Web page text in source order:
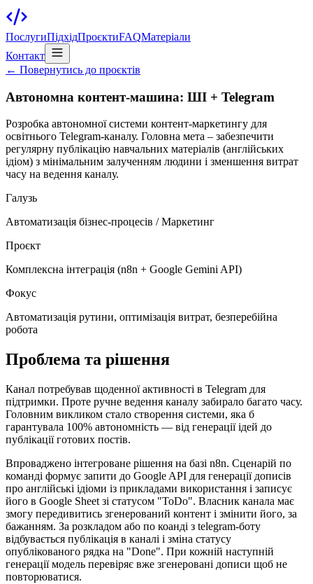
ПослугиПідхідПроєктиFAQМатеріали
Контакт
← Повернутись до проєктів
Автономна контент-машина: ШІ + Telegram
Розробка автономної системи контент-маркетингу для
освітнього Telegram-каналу. Головна мета – забезпечити
регулярну публікацію навчальних матеріалів (англійських
ідіом) з мінімальним залученням людини і зменшення витрат
часу на ведення каналу.
Галузь
Автоматизація бізнес-процесів / Маркетинг
Проєкт
Комплексна інтеграція (n8n + Google Gemini API)
Фокус
Автоматизація рутини, оптимізація витрат, безперебійна
робота
Проблема та рішення
Канал потребував щоденної активності в Telegram для
підтримки. Проте ручне ведення каналу забирало багато часу.
Головним викликом стало створення системи, яка б
гарантувала 100% автономність — від генерації ідей до
публікації готових постів.
Впроваджено інтегроване рішення на базі n8n. Сценарій по
команді формує запити до Google API для генерації дописів
про англійські ідіоми із прикладами використання і записує
його в Google Sheet зі статусом "ToDo". Власник канала має
змогу передивитись згенерований контент і змінити його, за
бажанням. За розкладом або по коанді з telegram-боту
відбувається публікація в каналі і зміна статусу
опублікованого рядка на "Done". При кожній наступній
генерації модель перевіряє вже згенеровані дописи щоб не
повторюватися.